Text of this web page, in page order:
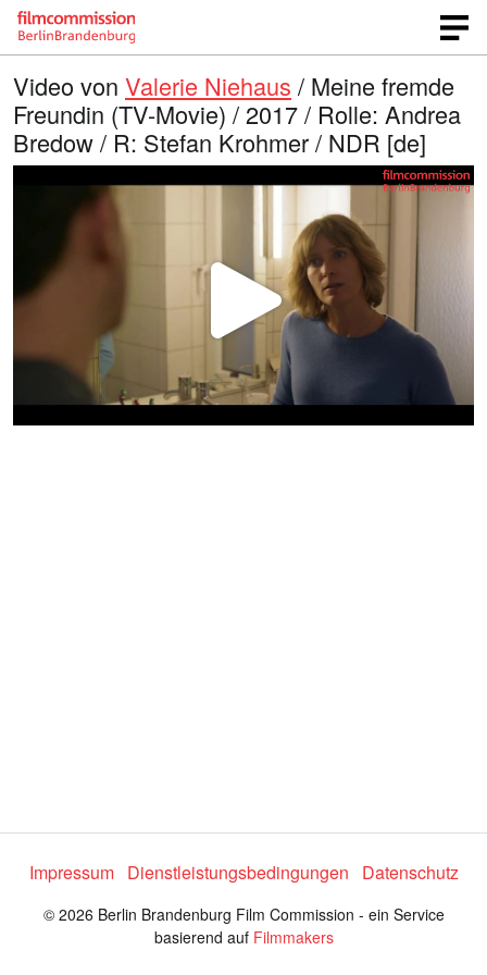
Video von Valerie Niehaus / Meine fremde
Freundin (TV-Movie) / 2017 / Rolle: Andrea
Bredow / R: Stefan Krohmer / NDR [de]
V
i
s
p
Impressum Dienstleistungsbedingungen Datenschutz
© 2026 Berlin Brandenburg Film Commission - ein Service
basierend auf Filmmakers